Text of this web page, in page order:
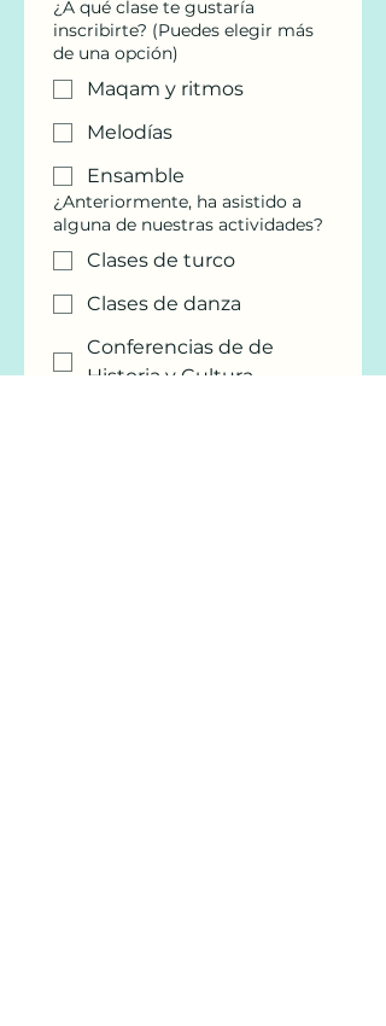
¿A qué clase te gustaría
inscribirte? (Puedes elegir más
de una opción)
Maqam y ritmos
Melodías
Ensamble
¿Anteriormente, ha asistido a
alguna de nuestras actividades?
Clases de turco
Clases de danza
Conferencias de de
Historia y Cultura